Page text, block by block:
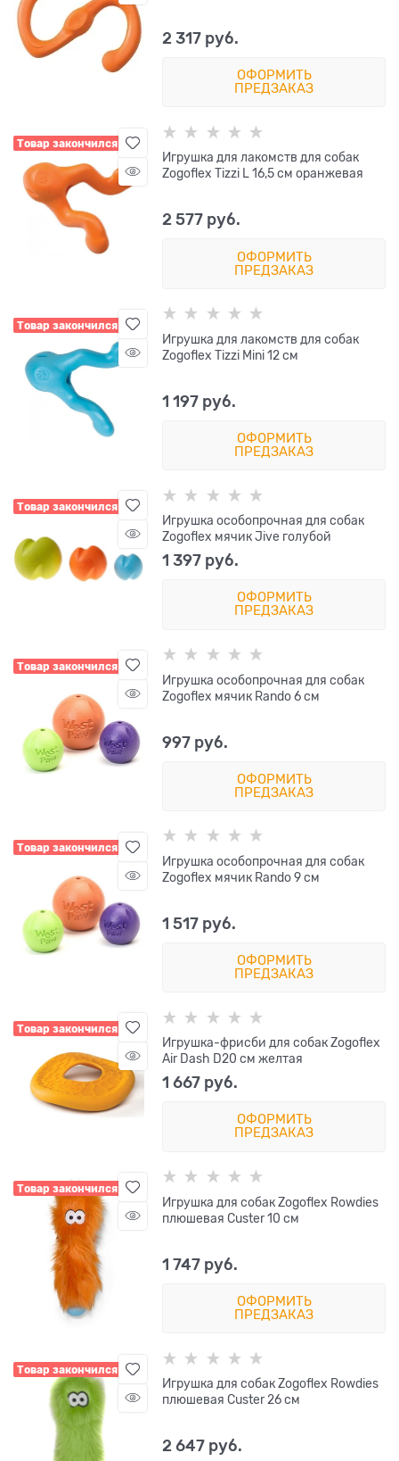
2 317 руб.
ОФОРМИТЬ
ПРЕДЗАКАЗ
Товар закончился
Игрушка для лакомств для собак
Zogoflex Tizzi L 16,5 см оранжевая
2 577 руб.
ОФОРМИТЬ
ПРЕДЗАКАЗ
Товар закончился
Игрушка для лакомств для собак
Zogoflex Tizzi Mini 12 см
1 197 руб.
ОФОРМИТЬ
ПРЕДЗАКАЗ
Товар закончился
Игрушка особопрочная для собак
Zogoflex мячик Jive голубой
1 397 руб.
ОФОРМИТЬ
ПРЕДЗАКАЗ
Товар закончился
Игрушка особопрочная для собак
Zogoflex мячик Rando 6 см
997 руб.
ОФОРМИТЬ
ПРЕДЗАКАЗ
Товар закончился
Игрушка особопрочная для собак
Zogoflex мячик Rando 9 см
1 517 руб.
ОФОРМИТЬ
ПРЕДЗАКАЗ
Товар закончился
Игрушка-фрисби для собак Zogoflex
Air Dash D20 см желтая
1 667 руб.
ОФОРМИТЬ
ПРЕДЗАКАЗ
Товар закончился
Игрушка для собак Zogoflex Rowdies
плюшевая Custer 10 см
1 747 руб.
ОФОРМИТЬ
ПРЕДЗАКАЗ
Товар закончился
Игрушка для собак Zogoflex Rowdies
плюшевая Custer 26 см
2 647 руб.